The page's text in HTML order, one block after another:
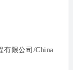
有限公司/China